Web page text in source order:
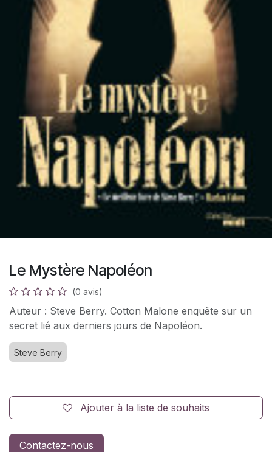
Le Mystère Napoléon
(0 avis)
Auteur : Steve Berry. Cotton Malone enquête sur un
secret lié aux derniers jours de Napoléon.
Steve Berry
Ajouter à la liste de souhaits
Contactez-nous